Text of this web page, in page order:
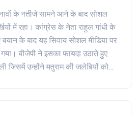
के नतीजे सामने आने के बाद सोशल
में रहा। कांग्रेस के नेता राहुल गांधी के
बयान के बाद यह सिवाय सोशल मीडिया पर
बीजेपी ने इसका फायदा उठाते हुए
जिसमें उन्होंने मतुराम की जलेबियों को